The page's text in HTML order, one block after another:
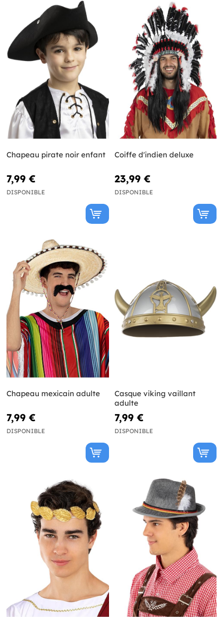
Chapeau pirate noir enfant
7,99 €
DISPONIBLE
Coiffe d'indien deluxe
23,99 €
DISPONIBLE
Chapeau mexicain adulte
7,99 €
DISPONIBLE
Casque viking vaillant
adulte
7,99 €
DISPONIBLE